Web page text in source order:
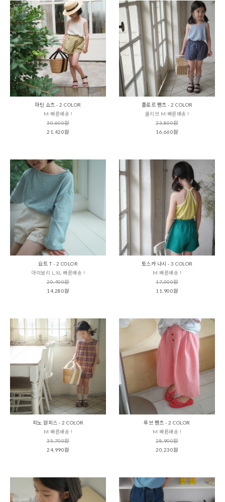
마틴 쇼츠 - 2 COLOR
M 빠른배송 !
30,600원
21,420원
플로르 팬츠 - 2 COLOR
올리브 M 빠른배송 !
23,800원
16,660원
요트 T - 2 COLOR
아이보리 L,XL 빠른배송 !
20,400원
14,280원
토스카 나시 - 3 COLOR
M 빠른배송 !
17,000원
11,900원
피노 원피스 - 2 COLOR
M 빠른배송 !
35,700원
24,990원
루브 팬츠 - 2 COLOR
M 빠른배송 !
28,900원
20,230원